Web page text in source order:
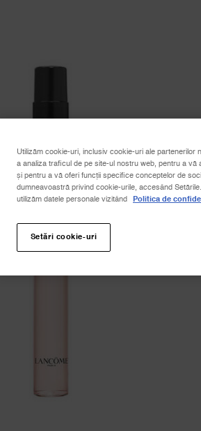
Utilizăm cookie-uri, inclusiv cookie-uri ale
a analiza traficul de pe site-ul nostru web, pentru a
și pentru a vă oferi funcții specifice conceptelor de
dumneavoastră privind cookie-urile, accesând
utilizăm datele personale vizitând
Politica de
Setări cookie-uri